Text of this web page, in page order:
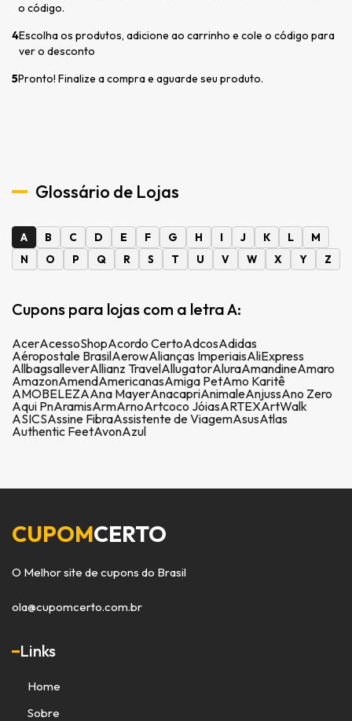
o código.
4Escolha os produtos, adicione ao carrinho e cole o código para
ver o desconto
5Pronto! Finalize a compra e aguarde seu produto.
Glossário de Lojas
A B C D E F G H I J K L
M
N
O P Q R S T U V W X Y Z
Cupons para lojas com a letra A:
AcerAcessoShopAcordo CertoAdcosAdidas
Aéropostale BrasilAerowAlianças ImperiaisAliExpress
AllbagsalleverAllianz TravelAllugatorAluraAmandineAmaro
AmazonAmendAmericanasAmiga PetAmo Karitê
AMOBELEZAAna MayerAnacapriAnimaleAnjussAno Zero
Aqui PnAramisArmArnoArtcoco JóiasARTEXArtWalk
ASICSAssine FibraAssistente de ViagemAsusAtlas
Authentic FeetAvonAzul
CUPOMCERTO
O Melhor site de cupons do Brasil
ola@cupomcerto.com.br
Links
Home
Sobre